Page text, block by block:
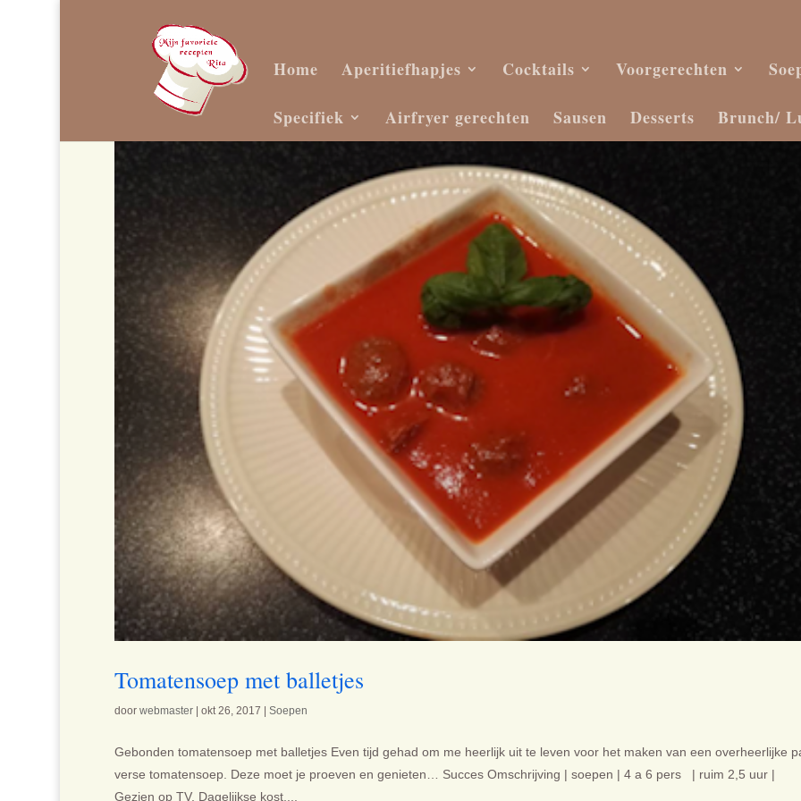
Home Aperitiefhapjes Cocktails Voorgerechten
Specifiek Airfryer gerechten Sausen Desserts Brunch/
Tomatensoep met balletjes
door webmaster| okt 26, 2017 | Soepen
Gebonden tomatensoep met balletjes Even tijd gehad om me heerlijk uit te leven voor het maken van een overheerlijke
verse tomatensoep. Deze moet je proeven en genieten… Succes Omschrijving | soepen | 4 a 6 pers | ruim 2,5 uur |
Gezien op TV, Dagelijkse kost,...